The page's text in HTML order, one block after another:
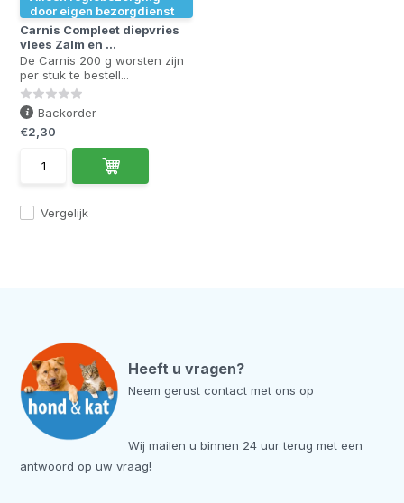
door eigen bezorgdienst
Carnis Compleet diepvries
vlees Zalm en ...
De Carnis 200 g worsten zijn
per stuk te bestell...
Vergelijk
Backorder
€2,30
Heeft u vragen?
Neem gerust contact met ons op
Wij mailen u binnen 24 uur terug met een
antwoord op uw vraag!